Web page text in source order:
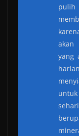
pulih
akan
yang